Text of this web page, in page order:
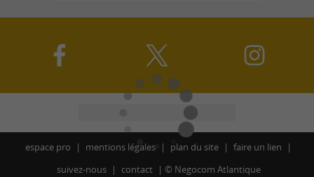
espace pro mentions légales plan du site
faire un lien
suivez-nous
contact © Negocom Atlantique